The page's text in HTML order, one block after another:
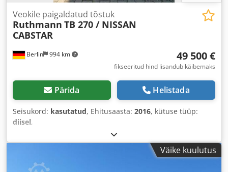
Berlin 994 km
Veokile paigaldatud tõstuk
Ruthmann TB 270 / NISSAN
CABSTAR
49 500 €
fikseeritud hind lisandub käibemaks
Pärida Helistada
Seisukord: kasutatud, Ehitusaasta: 2016, kütuse tüüp:
diisel,
Väike kuulutus